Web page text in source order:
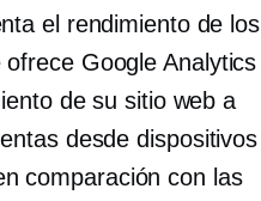
el rendimiento de los
Google Analytics
de su sitio web a
desde dispositivos
comparación con las